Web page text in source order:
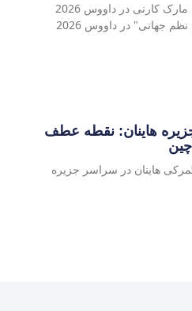
صفحه اصلی / وبلاگ / سخنرانی مارک کارنی در داووس 2026
جهانی" در داووس 2026
هاینان: نقطه عطف
هاینان در سراسر جزیره